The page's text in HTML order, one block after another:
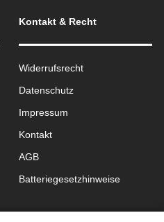
Kontakt & Recht
Widerrufsrecht
Datenschutz
Impressum
Kontakt
AGB
Batteriegesetzhinweise